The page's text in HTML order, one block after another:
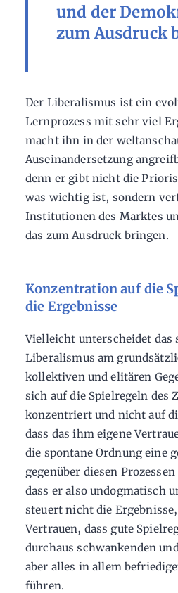
und der
zum Ausdruck
Der Liberalismus ist ein
Lernprozess mit sehr viel
macht ihn in der
Auseinandersetzung
denn er gibt nicht die
was wichtig ist, sondern
Institutionen des Marktes
das zum Ausdruck bringen.
Konzentration auf die
die Ergebnisse
Vielleicht unterscheidet das
Liberalismus am
kollektiven und elitären
sich auf die Spielregeln des
konzentriert und nicht auf
dass das ihm eigene
die spontane Ordnung eine
gegenüber diesen
dass er also undogmatisch
steuert nicht die
Vertrauen, dass gute
durchaus schwankenden
aber alles in allem
führen.